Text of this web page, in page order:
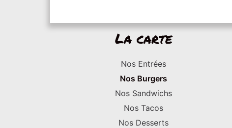
La carte
Nos Entrées
Nos Burgers
Nos Sandwichs
Nos Tacos
Nos Desserts